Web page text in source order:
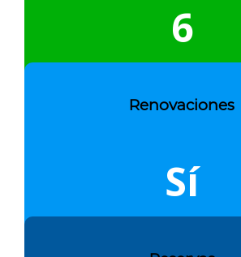
6
Renovaciones
Sí